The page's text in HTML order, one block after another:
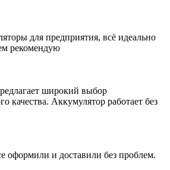
для предприятия, всё идеально
рекомендую
широкий выбор
качества. Аккумулятор работает без
оформили и доставили без проблем.